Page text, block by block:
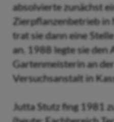
absolvierte zunächst
Zierpflanzenbetrieb in
trat sie dann eine
an. 1988 legte sie den
Gartenmeisterin an
Versuchsanstalt in
Jutta Stutz fing 1981